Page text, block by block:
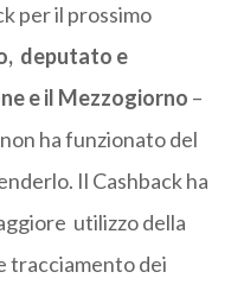
per il prossimo
deputato e
e il Mezzogiorno –
ha funzionato del
Il Cashback ha
utilizzo della
tracciamento dei